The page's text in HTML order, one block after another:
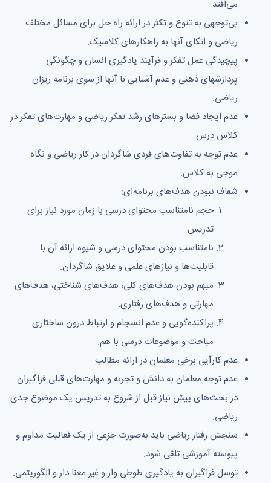
می‌افتد.
بی‌توجهی به تنوع و تکثر در ارائه راه حل برای مسائل مختلف
ریاضی و اتکای آنها به راهکارهای کلاسیک.
پیچیدگی عمل تفکر و فرآیند یادگیری انسان و چگونگی
پردازشهای ذهنی و عدم آشنایی با آنها از سوی برنامه ریزان
ریاضی.
عدم ایجاد فضا و بسترهای رشد تفکر ریاضی و مهارت‌های تفکر در
کلاس درس.
عدم توجه به تفاوت‌های فردی شاگردان در کار ریاضی و نگاه
موجی به کلاس.
شفاف نبودن هدف‌های برنامه‌ای:
حجم نامتناسب محتوای درسی با زمان مورد نیاز برای
تدریس.
نامتناسب بودن محتوای درسی و شیوه ارائه آن با
قابلیت‌ها و نیازهای علمی و علایق شاگردان.
مبهم بودن هدف‌های کلی، هدف‌های شناختی، هدف‌های
مهارتی و هدف‌های رفتاری.
پراکنده‌گویی و عدم انسجام و ارتباط درون ساختاری
مباحث و موضوعات درسی با هم.
عدم کارآیی برخی معلمان در ارائه مطالب.
عدم توجه معلمان به دانش و تجربه و مهارت‌های قبلی فراگیران
در بحث‌های پیش نیاز قبل از شروع به تدریس یک موضوع جدی
ریاضی.
سنجش رفتار ریاضی باید به‌صورت جزعی از یک فعالیت مداوم و
پیوسته آموزشی تلقی شود.
توسل فراگیران به یادگیری طوطی وار و غیر معنا دار و الگوریتمی.